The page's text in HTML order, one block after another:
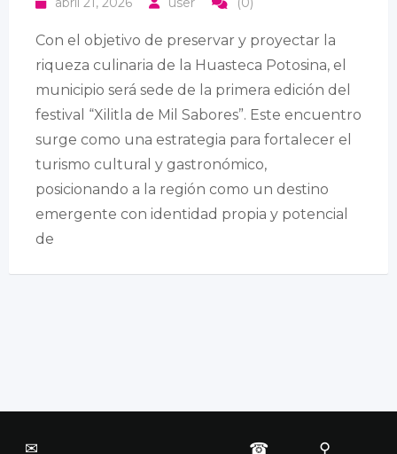
Con el objetivo de preservar y proyectar la
riqueza culinaria de la Huasteca Potosina, el
municipio será sede de la primera edición del
festival “Xilitla de Mil Sabores”. Este encuentro
surge como una estrategia para fortalecer el
turismo cultural y gastronómico,
posicionando a la región como un destino
emergente con identidad propia y potencial
de
✉ ☎ ⚲